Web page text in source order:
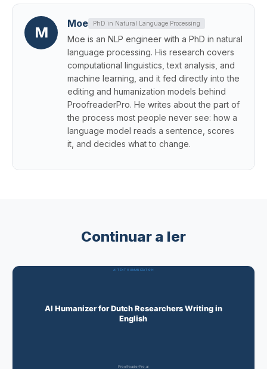
M
Moe PhD in Natural Language Processing
Moe is an NLP engineer with a PhD in natural
language processing. His research covers
computational linguistics, text analysis, and
machine learning, and it fed directly into the
editing and humanization models behind
ProofreaderPro. He writes about the part of
the process most people never see: how a
language model reads a sentence, scores
it, and decides what to change.
Continuar a ler